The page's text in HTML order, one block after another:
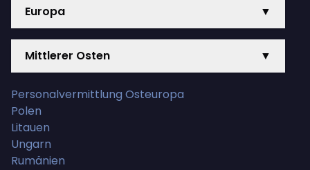
Europa
▼
Mittlerer Osten ▼
Personalvermittlung Osteuropa
Polen
Litauen
Ungarn
Rumänien